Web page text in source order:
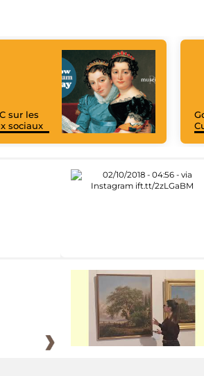
sur les
sociaux